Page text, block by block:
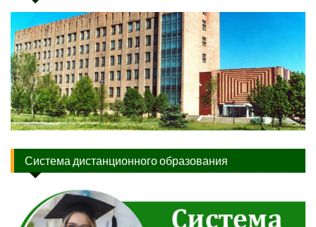
Система дистанционного образования